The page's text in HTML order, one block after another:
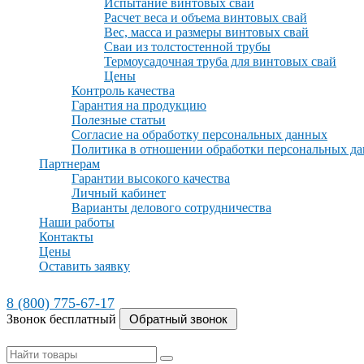
Испытание винтовых свай
Расчет веса и объема винтовых свай
Вес, масса и размеры винтовых свай
Сваи из толстостенной трубы
Термоусадочная труба для винтовых свай
Цены
Контроль качества
Гарантия на продукцию
Полезные статьи
Согласие на обработку персональных данных
Политика в отношении обработки персональных
Партнерам
Гарантии высокого качества
Личный кабинет
Варианты делового сотрудничества
Наши работы
Контакты
Цены
Оставить заявку
8 (800) 775-67-17
Звонок бесплатный